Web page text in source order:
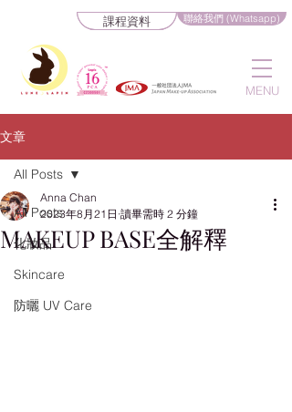
課程資料 聯絡我們 (Whatsapp)
MENU
文章
All Posts
化妝品
Skincare
防曬 UV Care
All Posts
MAKEUP BASE全解釋
Anna Chan
2023年8月21日 讀畢需時 2 分鐘